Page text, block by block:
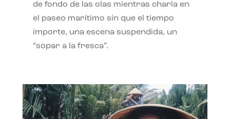
de fondo de las olas mientras charla en
el paseo marítimo sin que el tiempo
importe, una escena suspendida, un
“sopar a la fresca”.